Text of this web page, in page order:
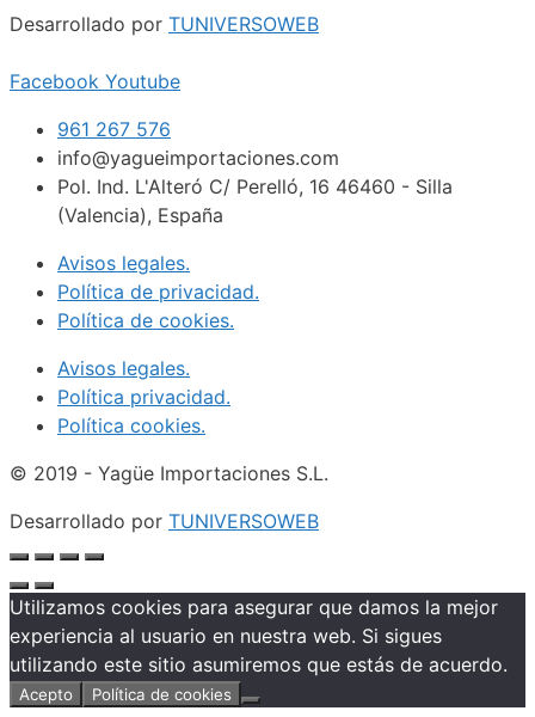
Desarrollado por TUNIVERSOWEB
Facebook Youtube
961 267 576
info@yagueimportaciones.com
Pol. Ind. L'Alteró C/ Perelló, 16 46460 - Silla
(Valencia), España
Avisos legales.
Política de privacidad.
Política de cookies.
Avisos legales.
Política privacidad.
Política cookies.
© 2019 - Yagüe Importaciones S.L.
Desarrollado por TUNIVERSOWEB
Utilizamos cookies para asegurar que damos la mejor
experiencia al usuario en nuestra web. Si sigues
utilizando este sitio asumiremos que estás de acuerdo.
Acepto Política de cookies